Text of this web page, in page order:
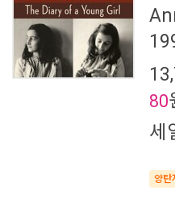
80
세
양탄